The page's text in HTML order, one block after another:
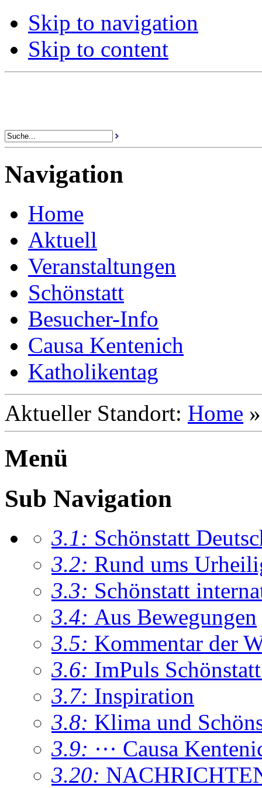
Skip to navigation
Skip to content
Navigation
Home
Aktuell
Veranstaltungen
Schönstatt
Besucher-Info
Causa Kentenich
Katholikentag
Aktueller Standort: Home
Menü
Sub Navigation
3.1: Schönstatt
3.2: Rund ums
3.3: Schönstatt
3.4: Aus Bewegungen
3.5: Kommentar der
3.6: ImPuls
3.7: Inspiration
3.8: Klima und
3.9: ··· Causa
3.20: